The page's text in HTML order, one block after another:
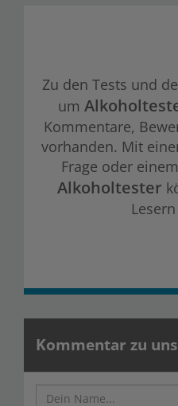
Zu den Tests und
um
Kommentare,
vorhanden. Mit
Frage oder
Alkoholtester
Kommentar zu